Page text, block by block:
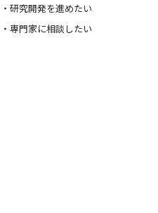
・研究開発を進めたい
・専門家に相談したい